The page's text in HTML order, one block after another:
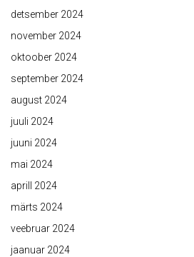
detsember 2024
november 2024
oktoober 2024
september 2024
august 2024
juuli 2024
juuni 2024
mai 2024
aprill 2024
märts 2024
veebruar 2024
jaanuar 2024